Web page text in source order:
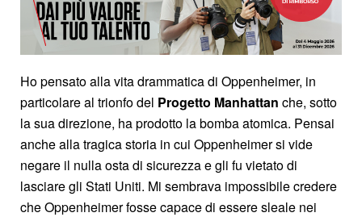
Ho pensato alla vita drammatica di Oppenheimer, in
particolare al trionfo del Progetto Manhattan che, sotto
la sua direzione, ha prodotto la bomba atomica. Pensai
anche alla tragica storia in cui Oppenheimer si vide
negare il nulla osta di sicurezza e gli fu vietato di
lasciare gli Stati Uniti. Mi sembrava impossibile credere
che Oppenheimer fosse capace di essere sleale nei